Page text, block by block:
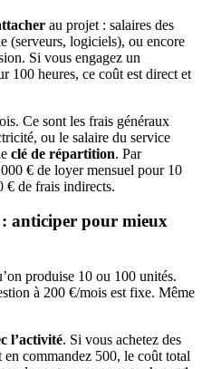
au projet : salaires des
(serveurs, logiciels), ou encore
Si vous engagez un
100 heures, ce coût est direct et
Ce sont les frais généraux
ou le salaire du service
clé de répartition. Par
€ de loyer mensuel pour 10
€ de frais indirects.
: anticiper pour mieux
produise 10 ou 100 unités.
à 200 €/mois est fixe. Même
l’activité. Si vous achetez des
en commandez 500, le coût total